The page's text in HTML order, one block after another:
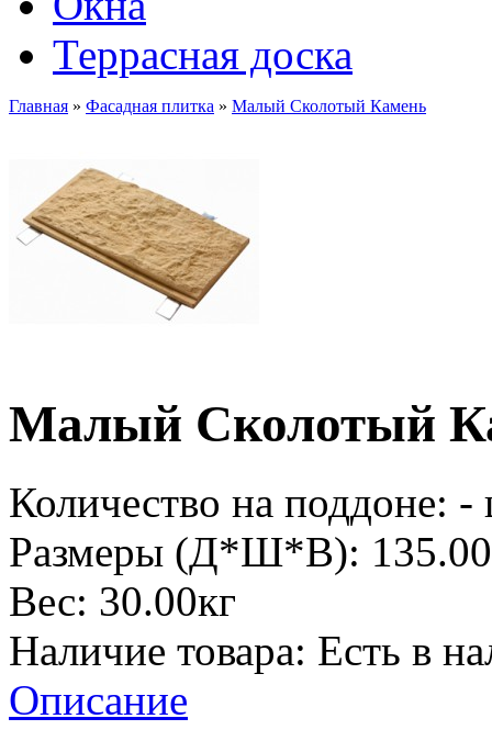
Террасная доска
Главная » Фасадная плитка » Малый Сколотый Камень
Малый Сколотый
Количество на поддоне: -
Размеры (Д*Ш*В):
Вес: 30.00кг
Наличие товара: Есть в
Описание